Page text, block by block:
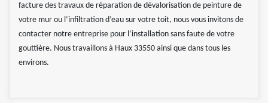
facture des travaux de réparation de dévalorisation de peinture de
votre mur ou l’infiltration d’eau sur votre toit, nous vous invitons de
contacter notre entreprise pour l’installation sans faute de votre
gouttière. Nous travaillons à Haux 33550 ainsi que dans tous les
environs.